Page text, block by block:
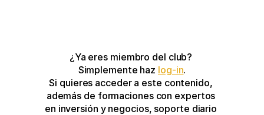
¿Ya eres miembro del club?
Simplemente haz log-in.
Si quieres acceder a este contenido,
además de formaciones con expertos
en inversión y negocios, soporte diario